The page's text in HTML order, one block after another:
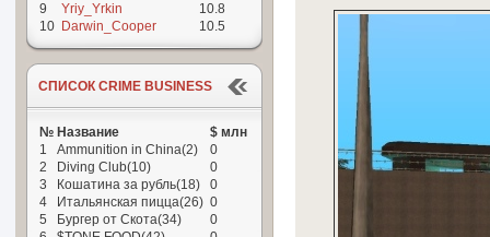
9
Yriy_Yrkin
10.8
10 Darwin_Cooper 10.5
СПИСОК CRIME BUSINESS
№ Название
$ млн
1
Ammunition in China(2)
0
2
Diving Club(10)
0
3
Кошатина за рубль(18)
0
4
Итальянская пицца(26) 0
5
Бургер от Скота(34)
0